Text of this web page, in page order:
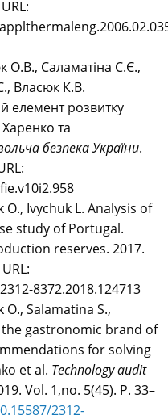
Саламатіна С.Є.,
Власюк К.В.
елемент розвитку
Харенко та
безпека України.
Ivychuk L. Analysis of
study of Portugal.
reserves. 2017.
8372.2018.124713
Salamatina S.,
the gastronomic brand of
for solving
et al. Technology audit
Vol. 1,no. 5(45). P. 33–
2312-